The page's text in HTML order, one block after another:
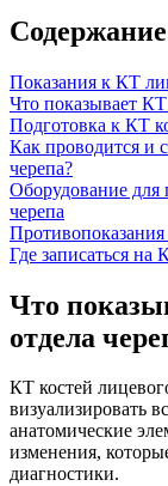
Содержание
Показания к КТ
Что показывает КТ
Подготовка к КТ
Как проводится и
черепа?
Оборудование для
черепа
Противопоказания
Где записаться на
Что
отдела
КТ костей
визуализировать
анатомические
изменения,
диагностики.